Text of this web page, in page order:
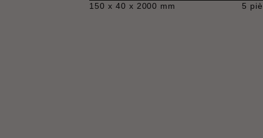
150 x 40 x 2000 mm 5